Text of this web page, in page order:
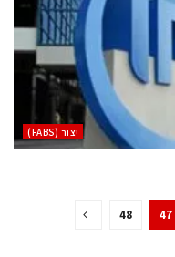
‫יצור (‪(FABS‬‬
47
48